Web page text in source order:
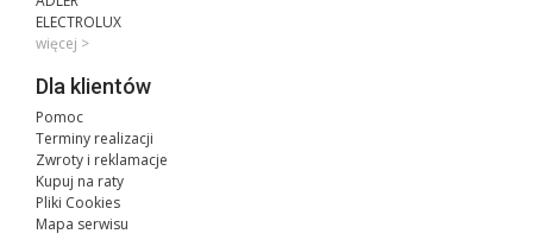
ELECTROLUX
więcej >
Dla klientów
Pomoc
Terminy realizacji
Zwroty i reklamacje
Kupuj na raty
Pliki Cookies
Mapa serwisu